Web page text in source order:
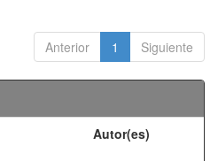
Anterior 1 Siguiente
Autor(es)